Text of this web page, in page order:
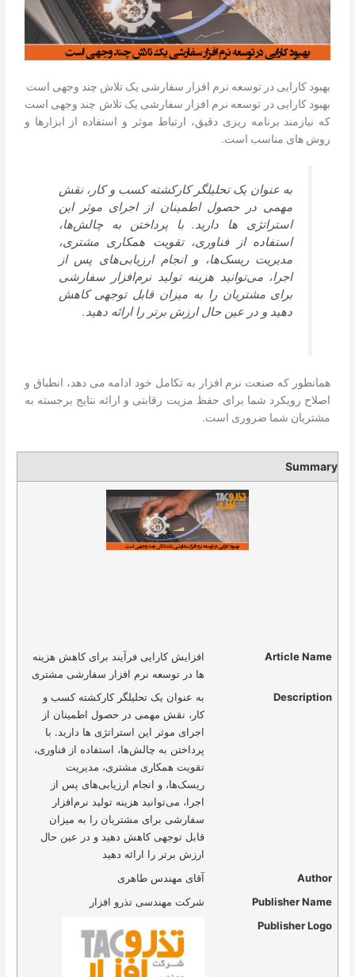
بهبود کارایی در توسعه نرم افزار سفارشی یک تلاش چند وجهی است
بهبود کارایی در توسعه نرم افزار سفارشی یک تلاش چند وجهی است
که نیازمند برنامه ریزی دقیق، ارتباط موثر و استفاده از ابزارها و
روش های مناسب است.
به عنوان یک تحلیلگر کارکشته کسب و کار، نقش
مهمی در حصول اطمینان از اجرای موثر این
استراتژی ها دارید. با پرداختن به چالش‌ها،
استفاده از فناوری، تقویت همکاری مشتری،
مدیریت ریسک‌ها، و انجام ارزیابی‌های پس از
اجرا، می‌توانید هزینه تولید نرم‌افزار سفارشی
برای مشتریان را به میزان قابل توجهی کاهش
دهید و در عین حال ارزش برتر را ارائه دهید.
همانطور که صنعت نرم افزار به تکامل خود ادامه می دهد، انطباق و
اصلاح رویکرد شما برای حفظ مزیت رقابتی و ارائه نتایج برجسته به
مشتریان شما ضروری است.
Summary
Article Name
افزایش کارایی فرآیند برای کاهش هزینه
ها در توسعه نرم افزار سفارشی مشتری
Description
به عنوان یک تحلیلگر کارکشته کسب و
کار، نقش مهمی در حصول اطمینان از
اجرای موثر این استراتژی ها دارید. با
پرداختن به چالش‌ها، استفاده از فناوری،
تقویت همکاری مشتری، مدیریت
ریسک‌ها، و انجام ارزیابی‌های پس از
اجرا، می‌توانید هزینه تولید نرم‌افزار
سفارشی برای مشتریان را به میزان
قابل توجهی کاهش دهید و در عین حال
ارزش برتر را ارائه دهید
Author
آقای مهندس طاهری
Publisher Name
شرکت مهندسی تذرو افزار
Publisher Logo